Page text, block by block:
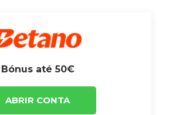
Bónus até 50€
ABRIR CONTA